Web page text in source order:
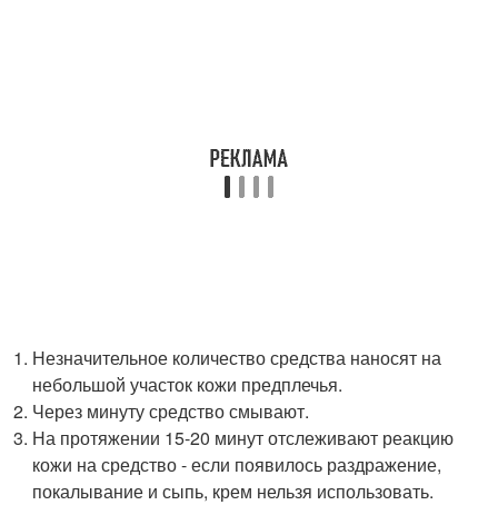
Незначительное количество средства наносят на
небольшой участок кожи предплечья.
Через минуту средство смывают.
На протяжении 15-20 минут отслеживают реакцию
кожи на средство - если появилось раздражение,
покалывание и сыпь, крем нельзя использовать.